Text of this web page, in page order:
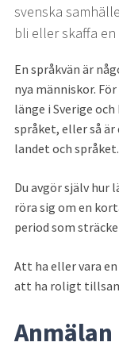
svenska
bli eller skaffa
En språkvän är
nya människor.
länge i Sverige
språket, eller så är
landet och språket.
Du avgör själv hur
röra sig om en
period som
Att ha eller vara
att ha roligt
Anmälan